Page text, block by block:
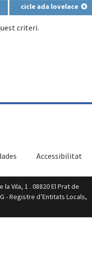
cicle ada lovelace
criteri.
Accessibilitat
Vila, 1 . 08820 El Prat de
- Registre d’Entitats Locals,